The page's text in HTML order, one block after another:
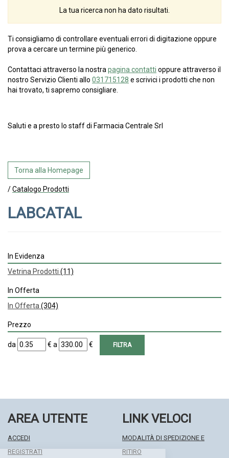
La tua ricerca non ha dato risultati.
Ti consigliamo di controllare eventuali errori di digitazione oppure
prova a cercare un termine più generico.
Contattaci attraverso la nostra pagina contatti oppure attraverso il
nostro Servizio Clienti allo 031715128 e scrivici i prodotti che non
hai trovato, ti sapremo consigliare.
Saluti e a presto lo staff di Farmacia Centrale Srl
Torna alla Homepage
/Catalogo Prodotti
LABCATAL
In Evidenza
Vetrina Prodotti (11)
In Offerta
In Offerta (304)
Prezzo
filtra
da
da €
filtra
a
a €
AREA UTENTE
ACCEDI
REGISTRATI
LINK VELOCI
MODALITÀ DI SPEDIZIONE E
RITIRO